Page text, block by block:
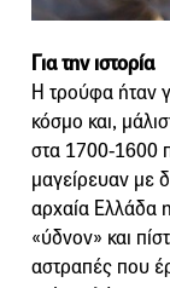
Για την ιστορία
Η τρούφα ήταν
κόσμο και,
στα 1700-1600
μαγείρευαν με
αρχαία Ελλάδα
«ύδνον» και
αστραπές που